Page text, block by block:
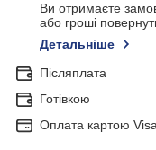
Ви отримаєте
або гроші
Детальніше
Післяплата
Готівкою
Оплата картою